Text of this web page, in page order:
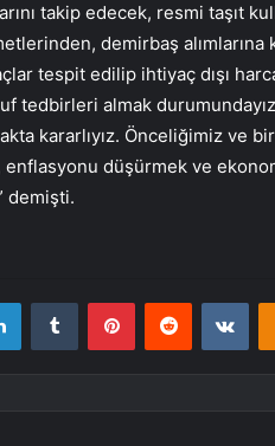
takip edecek, resmi taşıt
demirbaş
tespit edilip ihtiyaç dışı
tedbirleri almak
kararlıyız. Önceliğimiz ve
enflasyonu düşürmek ve
demişti.
LinkedInTumblr PinterestReddit